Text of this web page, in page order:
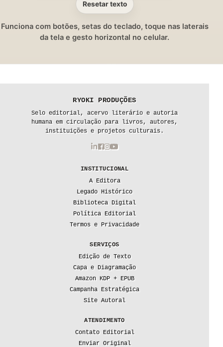
Resetar texto
Funciona com botões, setas do teclado, toque nas laterais
da tela e gesto horizontal no celular.
RYOKI PRODUÇÕES
Selo editorial, acervo literário e autoria
humana em circulação para livros, autores,
instituições e projetos culturais.
INSTITUCIONAL
A Editora
Legado Histórico
Biblioteca Digital
Política Editorial
Termos e Privacidade
SERVIÇOS
Edição de Texto
Capa e Diagramação
Amazon KDP + EPUB
Campanha Estratégica
Site Autoral
ATENDIMENTO
Contato Editorial
Enviar Original